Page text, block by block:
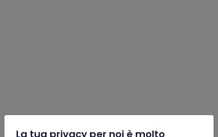
La tua privacy per noi è molto